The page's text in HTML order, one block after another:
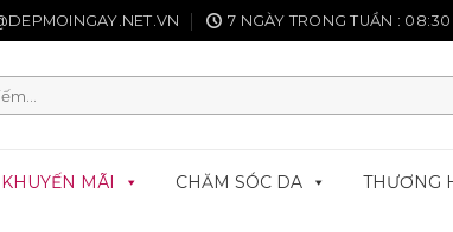
7 NGÀY TRONG TUẦN :
KHUYẾN MÃI CHĂM SÓC DA THƯƠNG